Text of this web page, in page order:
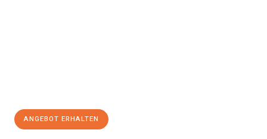
ANGEBOT ERHALTEN